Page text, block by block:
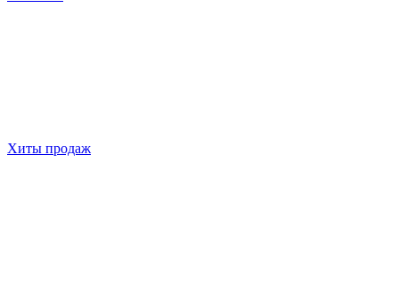
Хиты продаж